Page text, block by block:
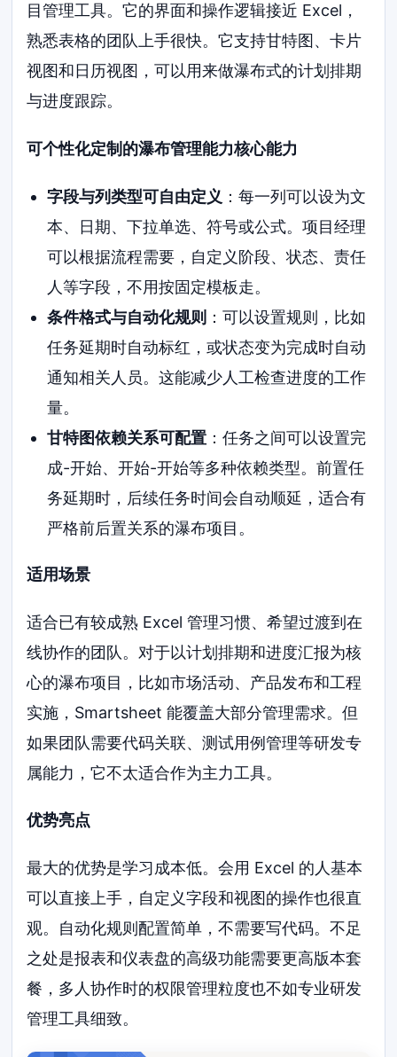
目管理工具。它的界面和操作逻辑接近 Excel，
熟悉表格的团队上手很快。它支持甘特图、卡片
视图和日历视图，可以用来做瀑布式的计划排期
与进度跟踪。
可个性化定制的瀑布管理能力核心能力
字段与列类型可自由定义 ：每一列可以设为文
本、日期、下拉单选、符号或公式。项目经理
可以根据流程需要，自定义阶段、状态、责任
人等字段，不用按固定模板走。
条件格式与自动化规则 ：可以设置规则，比如
任务延期时自动标红，或状态变为完成时自动
通知相关人员。这能减少人工检查进度的工作
量。
甘特图依赖关系可配置：任务之间可以设置完
成-开始、开始-开始等多种依赖类型。前置任
务延期时，后续任务时间会自动顺延，适合有
严格前后置关系的瀑布项目。
适用场景
适合已有较成熟 Excel 管理习惯、希望过渡到在
线协作的团队。对于以计划排期和进度汇报为核
心的瀑布项目，比如市场活动、产品发布和工程
实施，Smartsheet 能覆盖大部分管理需求。但
如果团队需要代码关联、测试用例管理等研发专
属能力，它不太适合作为主力工具。
优势亮点
最大的优势是学习成本低。会用 Excel 的人基本
可以直接上手，自定义字段和视图的操作也很直
观。自动化规则配置简单，不需要写代码。不足
之处是报表和仪表盘的高级功能需要更高版本套
餐，多人协作时的权限管理粒度也不如专业研发
管理工具细致。